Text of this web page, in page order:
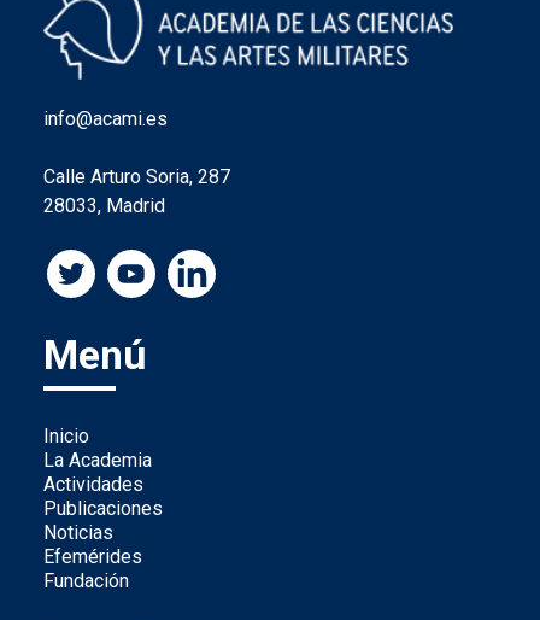
info@acami.es
Calle Arturo Soria, 287
28033, Madrid
Menú
Inicio
La Academia
Actividades
Publicaciones
Noticias
Efemérides
Fundación